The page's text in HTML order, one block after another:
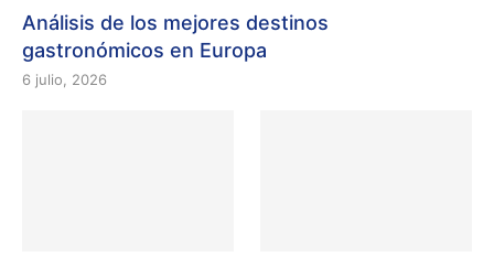
Análisis de los mejores destinos
gastronómicos en Europa
6 julio, 2026